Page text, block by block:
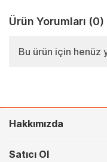
Ürün Yorumları (0)
Bu ürün için henüz
Hakkımızda
Satıcı Ol